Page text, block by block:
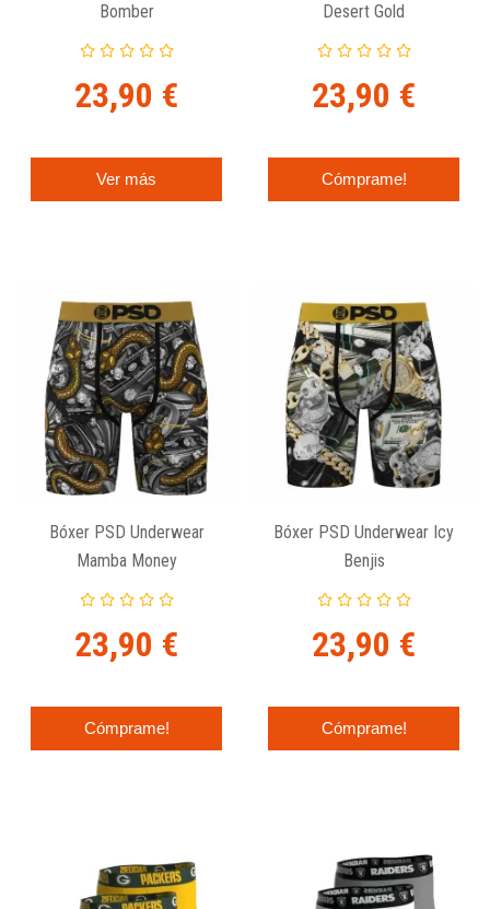
Bomber
23,90 €
Ver más
Desert Gold
23,90 €
Cómprame!
Bóxer PSD Underwear
Mamba Money
23,90 €
Cómprame!
Bóxer PSD Underwear Icy
Benjis
23,90 €
Cómprame!